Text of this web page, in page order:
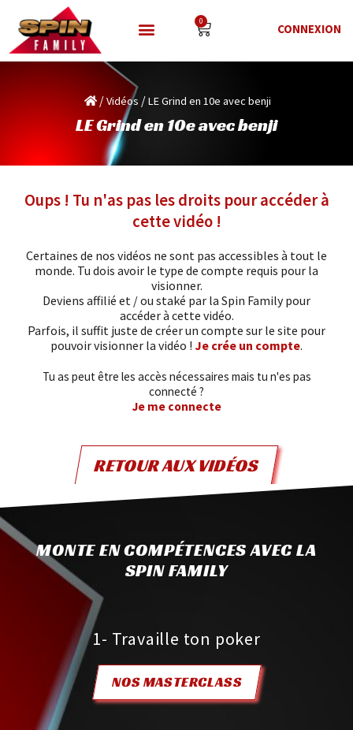
CONNEXION
0
/Vidéos /LE Grind en 10e avec benji
LE Grind en 10e avec benji
Oups ! Tu n'as pas les droits pour accéder à
cette vidéo !
Certaines de nos vidéos ne sont pas accessibles à tout le
monde. Tu dois avoir le type de compte requis pour la
visionner.
Deviens affilié et / ou staké par la Spin Family pour
accéder à cette vidéo.
Parfois, il suffit juste de créer un compte sur le site pour
pouvoir visionner la vidéo ! Je crée un compte.
Tu as peut être les accès nécessaires mais tu n'es pas
connecté ?
Je me connecte
RETOUR AUX VIDÉOS
MONTE EN COMPÉTENCES AVEC LA
SPIN FAMILY
1- Travaille ton poker
NOS MASTERCLASS